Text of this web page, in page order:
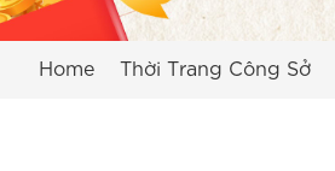
Home Thời Trang Công Sở